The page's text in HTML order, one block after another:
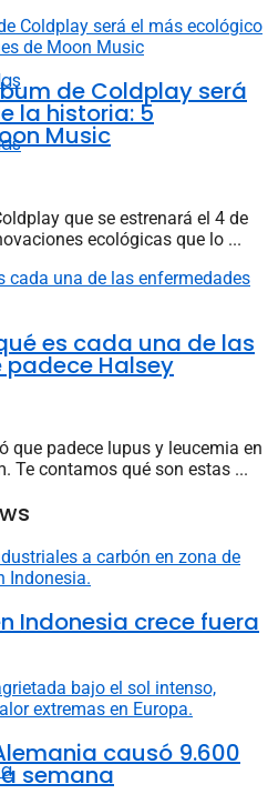
de Coldplay será
la historia: 5
Music
que se estrenará el 4 de
ecológicas que lo ...
es cada una de las
Halsey
que padece lupus y leucemia en
Te contamos qué son estas ...
Indonesia crece fuera
causó 9.600
semana